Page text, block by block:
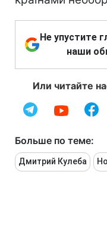
Не упустите
наши
Или читайте
Больше по теме:
Дмитрий Кулеба